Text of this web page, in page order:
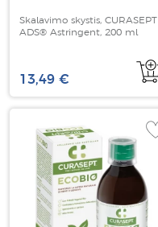
Skalavimo skystis, CURASEPT
ADS® Astringent, 200 ml
13,49 €